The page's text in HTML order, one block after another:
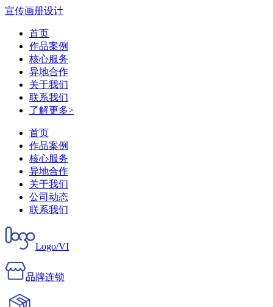
宣传画册设计
首页
作品案例
核心服务
异地合作
关于我们
联系我们
了解更多>
首页
作品案例
核心服务
异地合作
关于我们
公司动态
联系我们
Logo/VI
品牌连锁